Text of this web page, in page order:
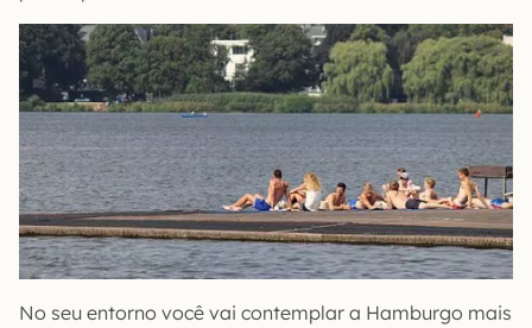
No seu entorno você vai contemplar a Hamburgo mais